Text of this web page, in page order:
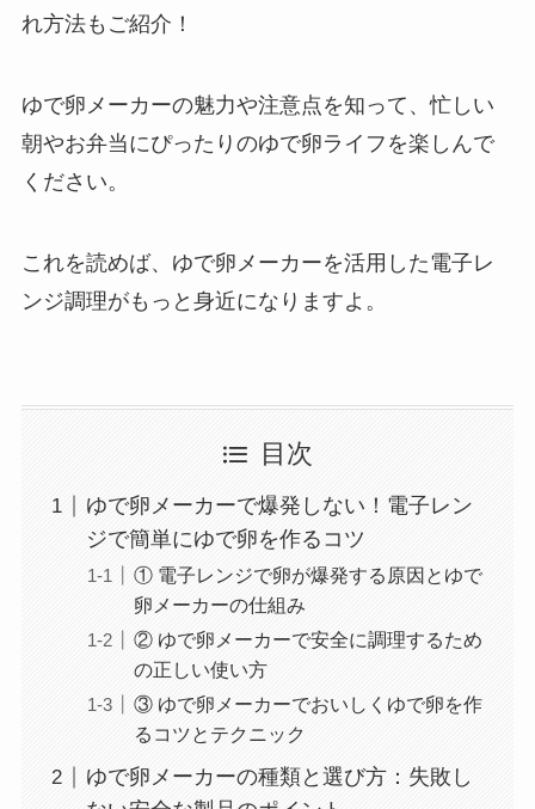
れ方法もご紹介！
ゆで卵メーカーの魅力や注意点を知って、忙しい
朝やお弁当にぴったりのゆで卵ライフを楽しんで
ください。
これを読めば、ゆで卵メーカーを活用した電子レ
ンジ調理がもっと身近になりますよ。
目次
ゆで卵メーカーで爆発しない！電子レン
ジで簡単にゆで卵を作るコツ
① 電子レンジで卵が爆発する原因とゆで
卵メーカーの仕組み
② ゆで卵メーカーで安全に調理するため
の正しい使い方
③ ゆで卵メーカーでおいしくゆで卵を作
るコツとテクニック
ゆで卵メーカーの種類と選び方：失敗し